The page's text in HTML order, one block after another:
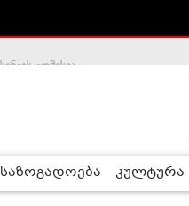
საზოგადოება კულტურა